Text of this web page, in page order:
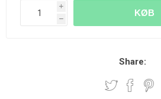
i
h
KØB
Share: